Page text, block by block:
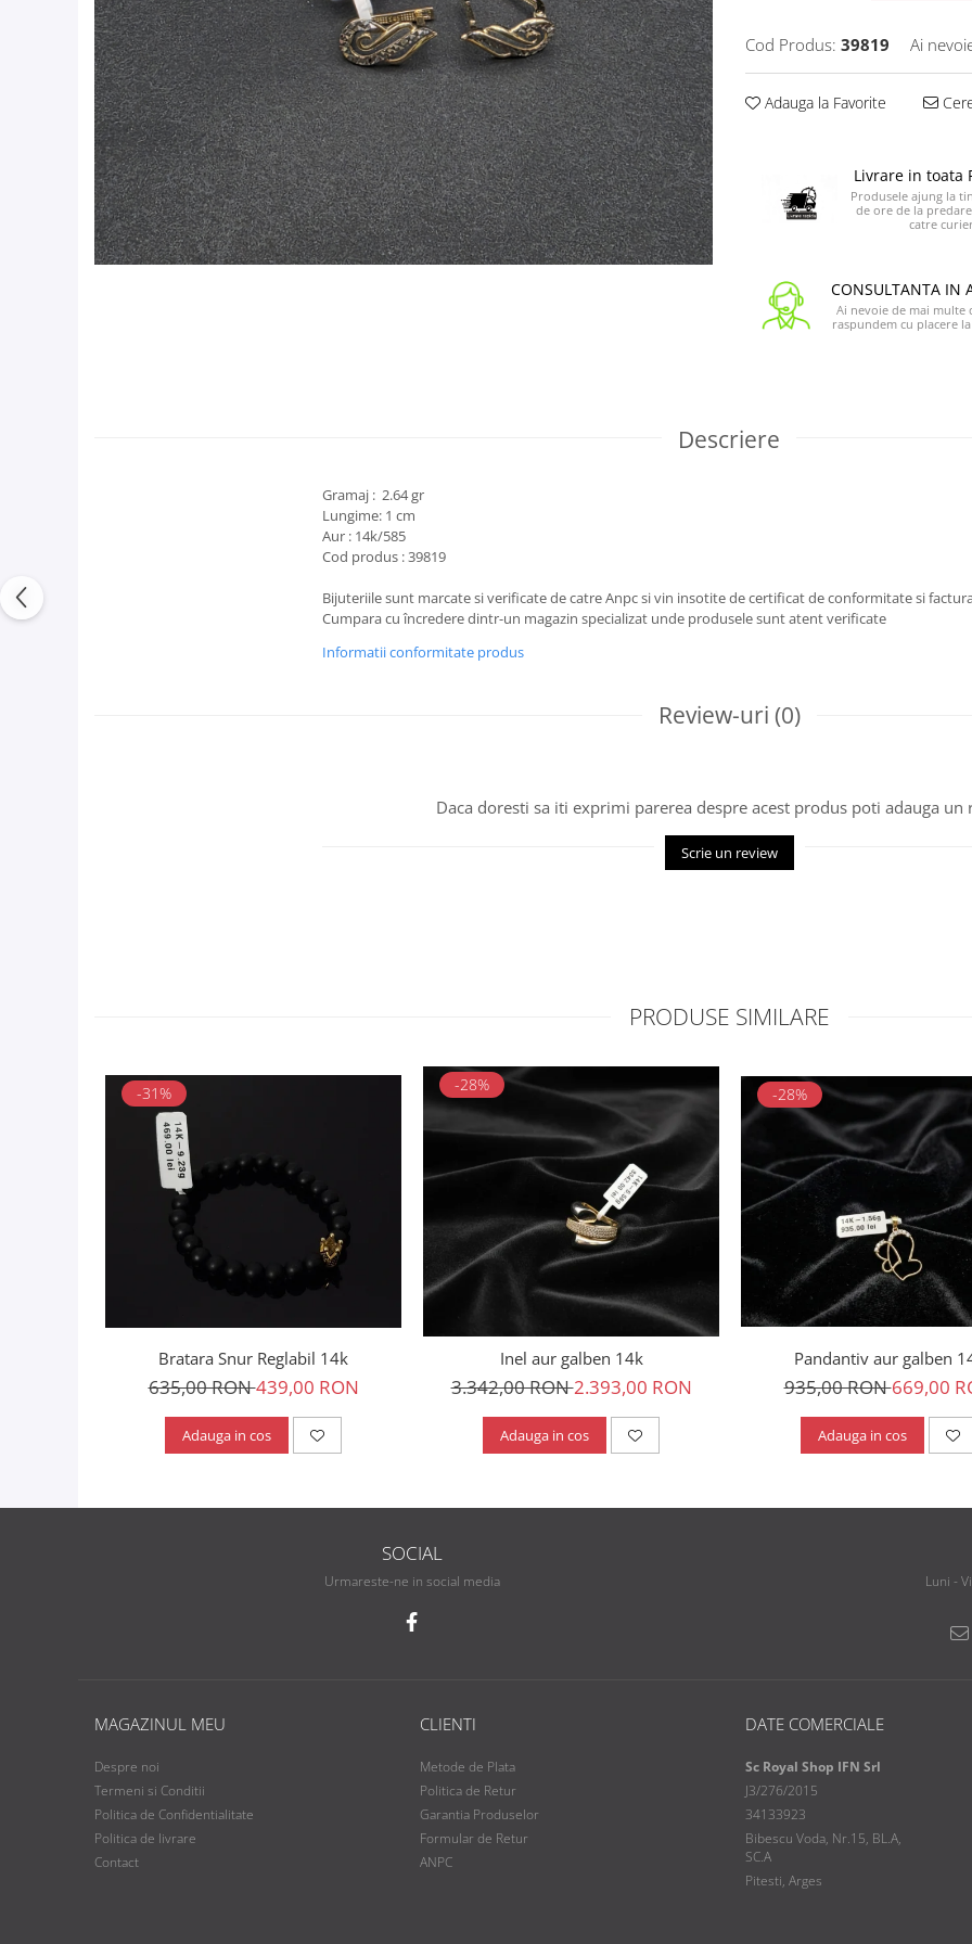
Cod Produs: 39819 Ai
Adauga la Favorite
Livrare in toata
Produsele ajung la
de ore de la
catre
CONSULTANTA IN
Ai nevoie de mai multe
raspundem cu placere
Descriere
Gramaj : 2.64 gr
Lungime: 1 cm
Aur : 14k/585
Cod produs : 39819
Bijuteriile sunt marcate si verificate de catre Anpc si vin insotite de certificat de conformitate si
Cumpara cu încredere dintr-un magazin specializat unde produsele sunt atent verificate
Informatii conformitate produs
Review-uri (0)
Daca doresti sa iti exprimi parerea despre acest produs poti adauga un
Scrie un review
PRODUSE SIMILARE
-31%
Bratara Snur Reglabil 14k
635,00 RON439,00 RON
Adauga in cos
-28%
Inel aur galben 14k
3.342,00 RON2.393,00 RON
Adauga in cos
-28%
Pandantiv aur galben
935,00 RON669,00
Adauga in cos
SOCIAL
Urmareste-ne in social media Luni -
MAGAZINUL MEU
Despre noi
Termeni si Conditii
Politica de Confidentialitate
Politica de livrare
Contact
CLIENTI
Metode de Plata
Politica de Retur
Garantia Produselor
Formular de Retur
ANPC
DATE COMERCIALE
Sc Royal Shop IFN Srl
J3/276/2015
34133923
Bibescu Voda, Nr.15, BL.A,
SC.A
Pitesti, Arges